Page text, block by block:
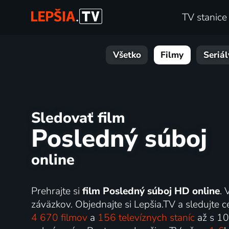
TV stanice
Všetko Filmy
Sledovať film
Posledný súboj
online
Prehrajte si film Posledný súboj HD online.
záväzkov. Objednajte si Lepšia.TV a sledujte
4 670 filmova 156 televíznych stanícaž s